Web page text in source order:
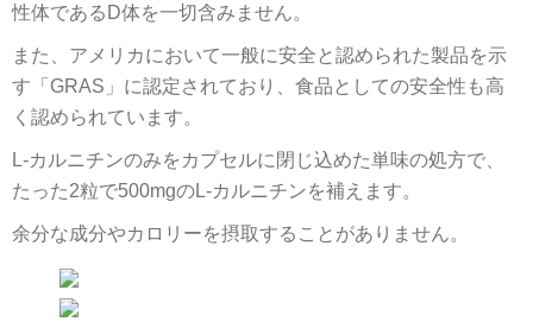
性体であるD体を一切含みません。
また、アメリカにおいて一般に安全と認められた製品を示
す「GRAS」に認定されており、食品としての安全性も高
く認められています。
L-カルニチンのみをカプセルに閉じ込めた単味の処方で、
たった2粒で500mgのL-カルニチンを補えます。
余分な成分やカロリーを摂取することがありません。